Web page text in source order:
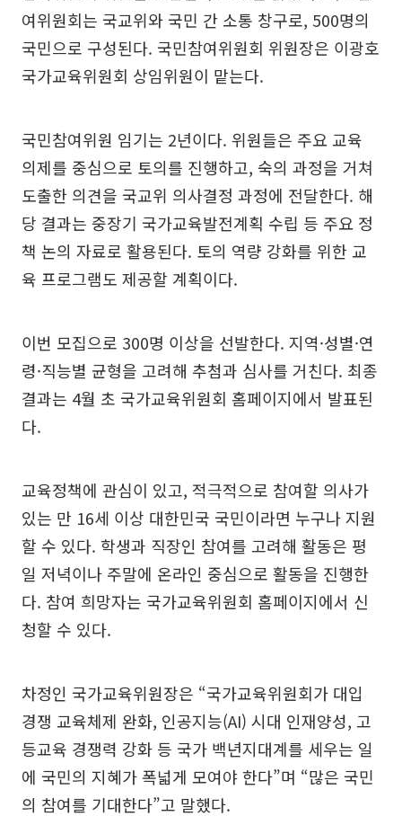
여위원회는 국교위와 국민 간 소통 창구로, 500명의
국민으로 구성된다. 국민참여위원회 위원장은 이광호
국가교육위원회 상임위원이 맡는다.
국민참여위원 임기는 2년이다. 위원들은 주요 교육
의제를 중심으로 토의를 진행하고, 숙의 과정을 거쳐
도출한 의견을 국교위 의사결정 과정에 전달한다. 해
당 결과는 중장기 국가교육발전계획 수립 등 주요 정
책 논의 자료로 활용된다. 토의 역량 강화를 위한 교
육 프로그램도 제공할 계획이다.
이번 모집으로 300명 이상을 선발한다. 지역·성별·연
령·직능별 균형을 고려해 추첨과 심사를 거친다. 최종
결과는 4월 초 국가교육위원회 홈페이지에서 발표된
다.
교육정책에 관심이 있고, 적극적으로 참여할 의사가
있는 만 16세 이상 대한민국 국민이라면 누구나 지원
할 수 있다. 학생과 직장인 참여를 고려해 활동은 평
일 저녁이나 주말에 온라인 중심으로 활동을 진행한
다. 참여 희망자는 국가교육위원회 홈페이지에서 신
청할 수 있다.
차정인 국가교육위원장은 “국가교육위원회가 대입
경쟁 교육체제 완화, 인공지능(AI) 시대 인재양성, 고
등교육 경쟁력 강화 등 국가 백년지대계를 세우는 일
에 국민의 지혜가 폭넓게 모여야 한다”며 “많은 국민
의 참여를 기대한다”고 말했다.